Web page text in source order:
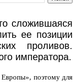
сложившаяся
ее позиции
проливов.
императора.
поэтому для